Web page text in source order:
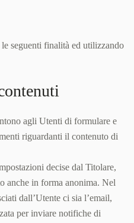
seguenti finalità ed utilizzando
agli Utenti di formulare e
riguardanti il contenuto di
decise dal Titolare,
anche in forma anonima. Nel
dall’Utente ci sia l’email,
per inviare notifiche di